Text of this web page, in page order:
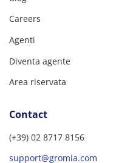
Careers
Agenti
Diventa agente
Area riservata
Contact
(+39) 02 8717 8156
support@gromia.com